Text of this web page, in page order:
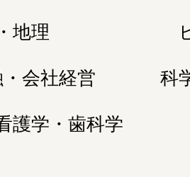
地理
会社経営 科
護学・歯科学